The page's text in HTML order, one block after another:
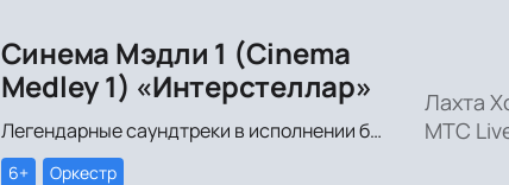
Синема Мэдли 1 (Cinema
Medley 1) «Интерстеллар»
Легендарные саундтреки в исполнении большого симфонического оркестра Империал Оркестра (Imperial Orchestra), органа и звёздных солистов!
6+ Оркестр
Лахта
МТС